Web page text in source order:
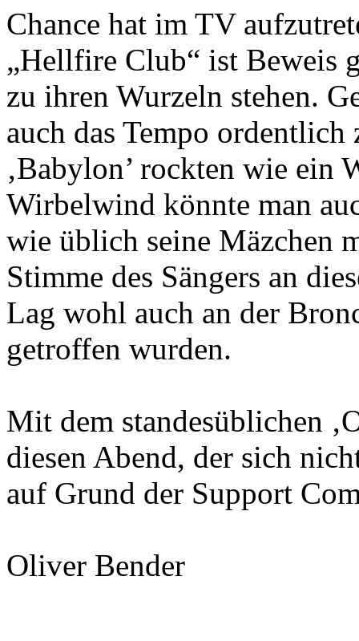
Chance hat im TV
„Hellfire Club“ ist Beweis
zu ihren Wurzeln stehen.
auch das Tempo ordentlich
‚Babylon’ rockten wie
Wirbelwind könnte man
wie üblich seine Mäzchen
Stimme des Sängers an
Lag wohl auch an der
getroffen wurden.
Mit dem standesüblichen
diesen Abend, der sich
auf Grund der Support
Oliver Bender